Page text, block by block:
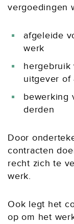
vergoedingen
afgeleide
werk
hergebruik
uitgever of
bewerking
derden
Door
contracten
recht zich te
werk.
Ook legt het
op om het